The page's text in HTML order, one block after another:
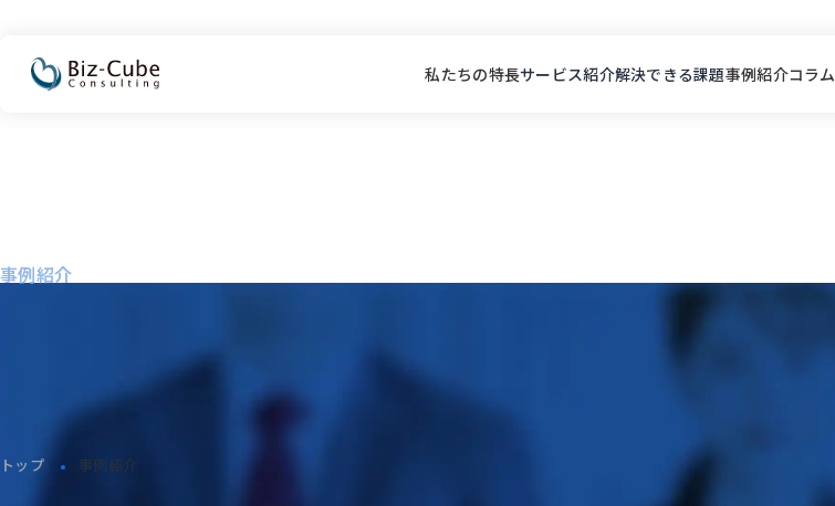
私たちの特長サービス紹介解決できる課題事例紹介コラム
事例紹介
トップ 事例紹介